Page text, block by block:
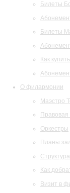
Билеты
Билеты
Как
О филармонии
Маэстро
Оркестры
Планы
Структура
Как
Визит в